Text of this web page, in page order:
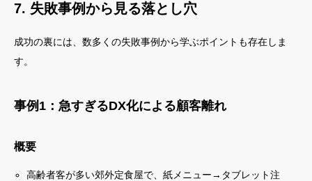
7. 失敗事例から見る落とし穴
成功の裏には、数多くの失敗事例から学ぶポイントも存在しま
す。
事例1：急すぎるDX化による顧客離れ
概要
高齢者客が多い郊外定食屋で、紙メニュー→タブレット注